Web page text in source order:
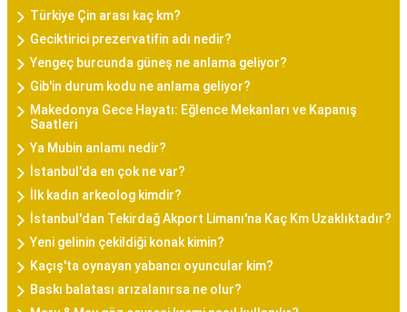
Türkiye Çin arası kaç km?
Geciktirici prezervatifin adı nedir?
Yengeç burcunda güneş ne anlama geliyor?
Gib'in durum kodu ne anlama geliyor?
Makedonya Gece Hayatı: Eğlence Mekanları ve Kapanış
Saatleri
Ya Mubin anlamı nedir?
İstanbul'da en çok ne var?
İlk kadın arkeolog kimdir?
İstanbul'dan Tekirdağ Akport Limanı'na Kaç Km Uzaklıktadır?
Yeni gelinin çekildiği konak kimin?
Kaçış'ta oynayan yabancı oyuncular kim?
Baskı balatası arızalanırsa ne olur?